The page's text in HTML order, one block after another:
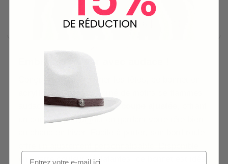
acrylique tricoté
audacieux. Il présente une
un confort optimal tout en gardant votre tête bien
en quatre couleurs éclatantes, ce bonnet est idéal